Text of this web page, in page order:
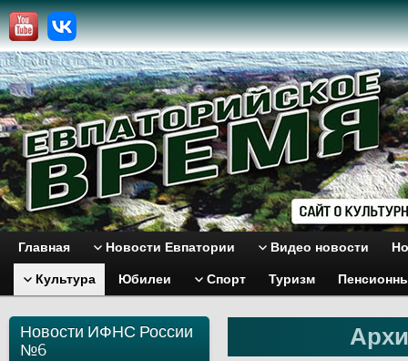
Главная Новости Евпатории Видео новости
Культура Юбилеи Спорт Туризм
Новости ИФНС России
№6